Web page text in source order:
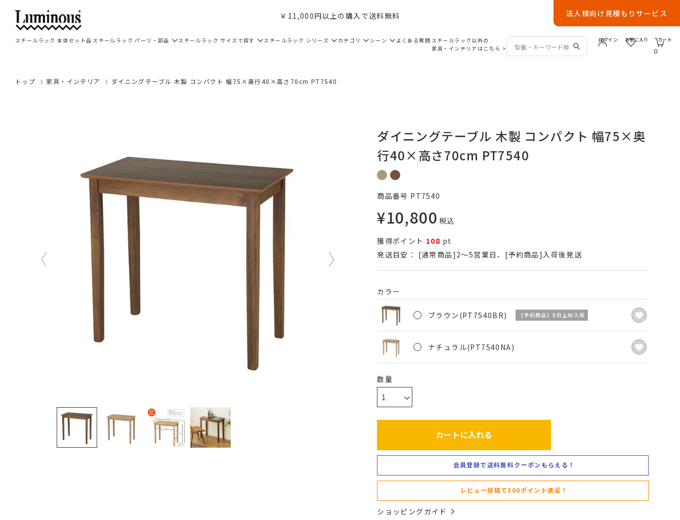
￥11,000円以上の購入で送料無料 法人様向け見積もりサービス
スチールラック 本体セット品 スチールラック パーツ・部品 スチールラック サイズで探す スチールラック シリーズ カテゴリ シーン よくある質問 スチールラック以外の
家具・インテリアはこちら >
ログイン お気に入り
0
カート
トップ 家具・インテリア ダイニングテーブル 木製 コンパクト 幅75×奥行40×高さ70cm PT7540
ダイニングテーブル 木製 コンパクト 幅75×奥
行40×高さ70cm PT7540
商品番号 PT7540
¥10,800 税込
獲得ポイント 108 pt
発送目安：
[通常商品]2～5営業日、[予約商品]入荷後発送
カラー
ブラウン(PT7540BR) 【予約商品】8月上旬入荷
ナチュラル(PT7540NA)
カートに入れる
会員登録で送料無料クーポンもらえる！
レビュー投稿で300ポイント進呈！
ショッピングガイド